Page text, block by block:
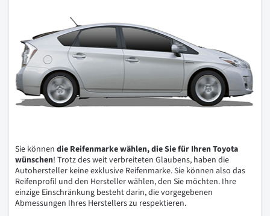
Sie können die Reifenmarke wählen, die Sie für Ihren Toyota
wünschen! Trotz des weit verbreiteten Glaubens, haben die
Autohersteller keine exklusive Reifenmarke. Sie können also das
Reifenprofil und den Hersteller wählen, den Sie möchten. Ihre
einzige Einschränkung besteht darin, die vorgegebenen
Abmessungen Ihres Herstellers zu respektieren.